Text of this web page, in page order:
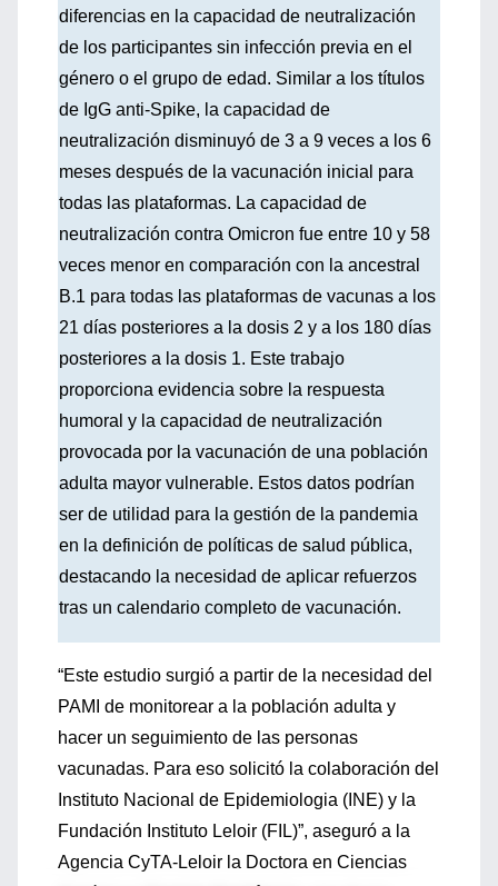
diferencias en la capacidad de neutralización
de los participantes sin infección previa en el
género o el grupo de edad. Similar a los títulos
de IgG anti-Spike, la capacidad de
neutralización disminuyó de 3 a 9 veces a los 6
meses después de la vacunación inicial para
todas las plataformas. La capacidad de
neutralización contra Omicron fue entre 10 y 58
veces menor en comparación con la ancestral
B.1 para todas las plataformas de vacunas a los
21 días posteriores a la dosis 2 y a los 180 días
posteriores a la dosis 1. Este trabajo
proporciona evidencia sobre la respuesta
humoral y la capacidad de neutralización
provocada por la vacunación de una población
adulta mayor vulnerable. Estos datos podrían
ser de utilidad para la gestión de la pandemia
en la definición de políticas de salud pública,
destacando la necesidad de aplicar refuerzos
tras un calendario completo de vacunación.
“Este estudio surgió a partir de la necesidad del
PAMI de monitorear a la población adulta y
hacer un seguimiento de las personas
vacunadas. Para eso solicitó la colaboración del
Instituto Nacional de Epidemiologia (INE) y la
Fundación Instituto Leloir (FIL)”, aseguró a la
Agencia CyTA-Leloir la Doctora en Ciencias